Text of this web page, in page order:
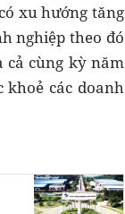
xu hướng tăng
nghiệp theo đó
cùng kỳ năm
các doanh